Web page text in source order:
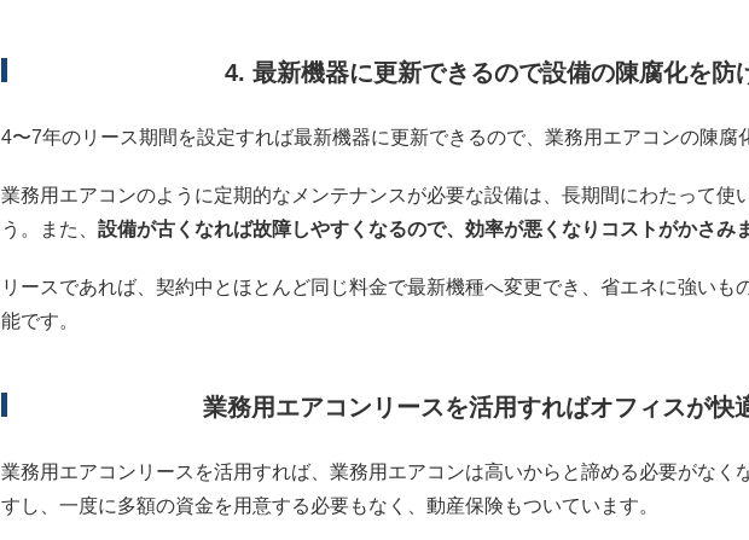
4. 最新機器に更新できるので設備の陳腐化を防
4〜7年のリース期間を設定すれば最新機器に更新できるので、業務用エアコンの陳腐
業務用エアコンのように定期的なメンテナンスが必要な設備は、長期間にわたって使
う。また、 設備が古くなれば故障しやすくなるので、効率が悪くなりコストがかさみ
リースであれば、契約中とほとんど同じ料金で最新機種へ変更でき、省エネに強いも
能です。
業務用エアコンリースを活用すればオフィスが快
業務用エアコンリースを活用すれば、業務用エアコンは高いからと諦める必要がなく
すし、一度に多額の資金を用意する必要もなく、動産保険もついています。